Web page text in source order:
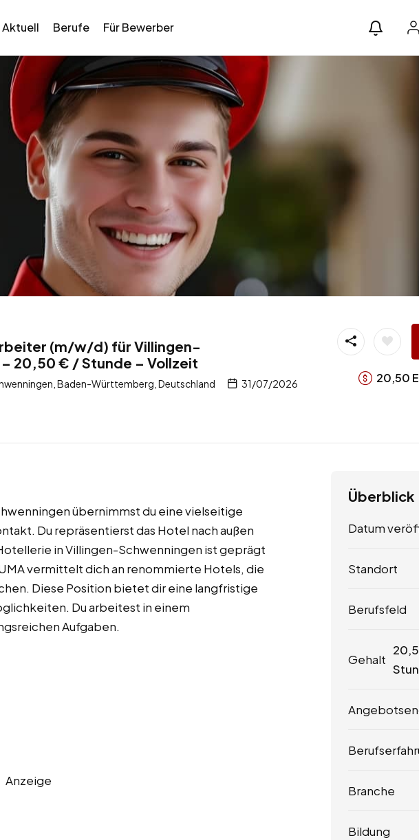
Aktuell Berufe Für Bewerber
(m/w/d) für Villingen-
20,50 € / Stunde – Vollzeit
Baden-Württemberg, Deutschland 31/07/2026 20,50
übernimmst du eine vielseitige
Du repräsentierst das Hotel nach außen
in Villingen-Schwenningen ist geprägt
vermittelt dich an renommierte Hotels, die
Diese Position bietet dir eine langfristige
Du arbeitest in einem
Aufgaben.
Anzeige
Überblick
Datum
Standort
Berufsfeld
Gehalt
Branche
Bildung